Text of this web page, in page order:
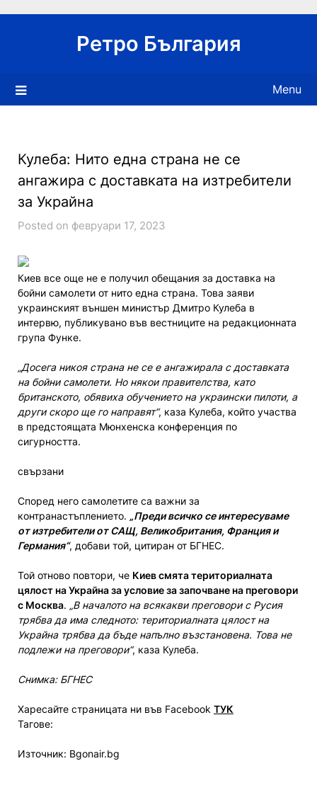
Ретро България
Menu
Кулеба: Нито една страна не се
ангажира с доставката на изтребители
за Украйна
Posted on февруари 17, 2023
Киев все още не е получил обещания за доставка на
бойни самолети от нито една страна. Това заяви
украинският външен министър Дмитро Кулеба в
интервю, публикувано във вестниците на редакционната
група Функе.
„Досега никоя страна не се е ангажирала с доставката
на бойни самолети. Но някои правителства, като
британското, обявиха обучението на украински пилоти, а
други скоро ще го направят“, каза Кулеба, който участва
в предстоящата Мюнхенска конференция по
сигурността.
свързани
Според него самолетите са важни за
контранастъплението. „Преди всичко се интересуваме
от изтребители от САЩ, Великобритания, Франция и
Германия“, добави той, цитиран от БГНЕС.
Той отново повтори, че Киев смята териториалната
цялост на Украйна за условие за започване на преговори
с Москва. „В началото на всякакви преговори с Русия
трябва да има следното: териториалната цялост на
Украйна трябва да бъде напълно възстановена. Това не
подлежи на преговори“, каза Кулеба.
Снимка: БГНЕС
Харесайте страницата ни във Facebook ТУК
Тагове:
Източник: Bgonair.bg